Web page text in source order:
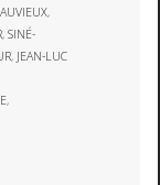
,
,SINÉ-
, JEAN-LUC
,